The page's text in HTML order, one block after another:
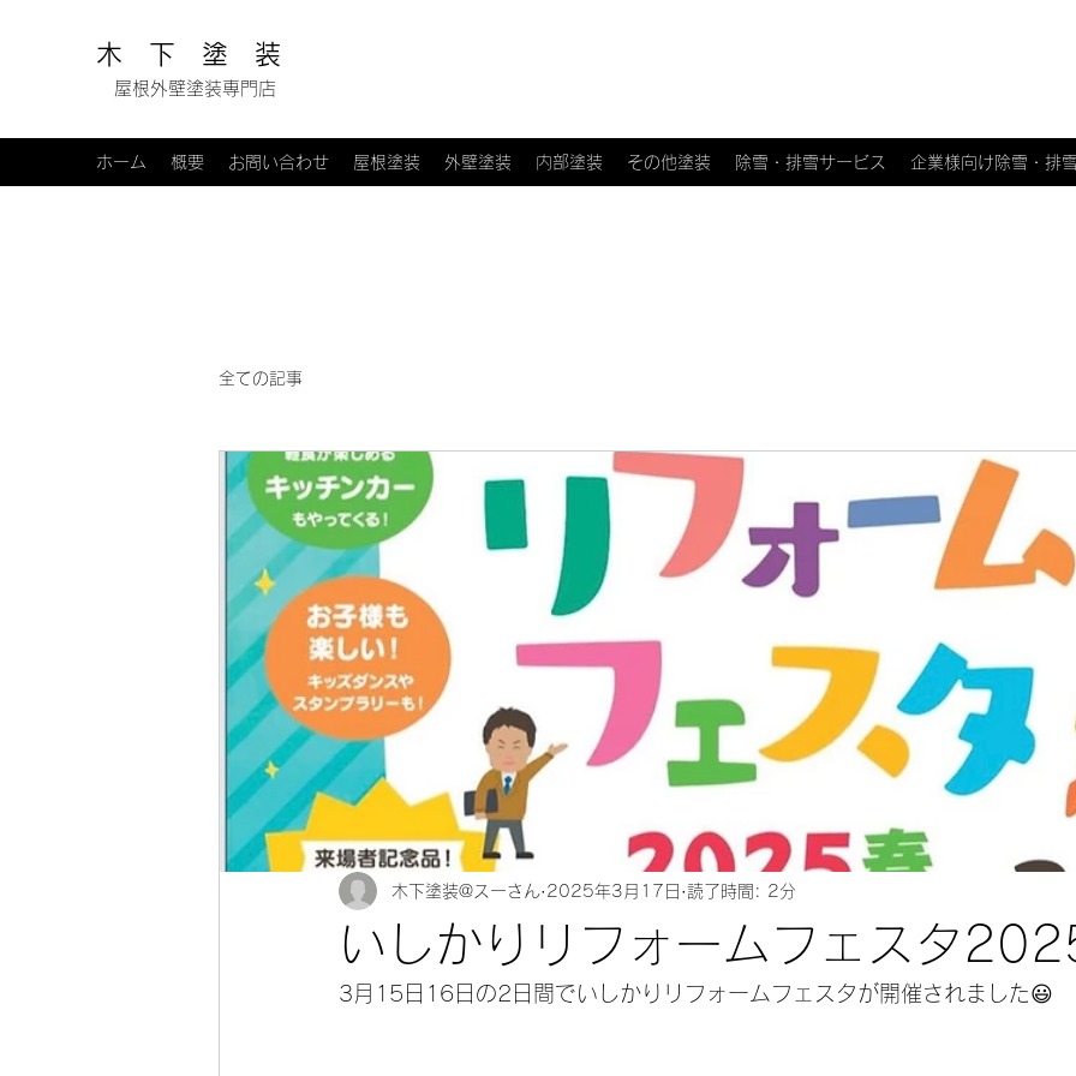
木 下 塗 装
​ 屋根外壁塗装専門店
ホーム 概要 お問い合わせ 屋根塗装 外壁塗装 内部塗装 その他塗装 除雪・排雪サービス 企業様向け除雪・排
全ての記事
いしかりリフォームフェスタ
木下塗装@スーさん 2025年3月17日 読了時間: 2分
3月15日16日の2日間でいしかりリフォームフェスタが開催されました😃